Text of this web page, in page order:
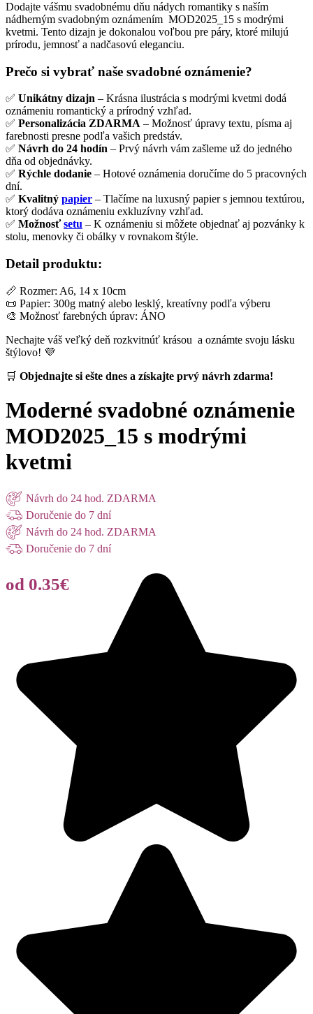
Dodajte vášmu svadobnému dňu nádych romantiky s naším
nádherným svadobným oznámením MOD2025_15 s modrými
kvetmi. Tento dizajn je dokonalou voľbou pre páry, ktoré milujú
prírodu, jemnosť a nadčasovú eleganciu.
Prečo si vybrať naše svadobné oznámenie?
✅ Unikátny dizajn – Krásna ilustrácia s modrými kvetmi dodá
oznámeniu romantický a prírodný vzhľad.
✅ Personalizácia ZDARMA – Možnosť úpravy textu, písma aj
farebnosti presne podľa vašich predstáv.
✅ Návrh do 24 hodín – Prvý návrh vám zašleme už do jedného
dňa od objednávky.
✅ Rýchle dodanie – Hotové oznámenia doručíme do 5 pracovných
dní.
✅ Kvalitný papier – Tlačíme na luxusný papier s jemnou textúrou,
ktorý dodáva oznámeniu exkluzívny vzhľad.
✅ Možnosťsetu – K oznámeniu si môžete objednať aj pozvánky k
stolu, menovky či obálky v rovnakom štýle.
Detail produktu:
📏 Rozmer: A6, 14 x 10cm
📜 Papier: 300g matný alebo lesklý, kreatívny podľa výberu
🎨 Možnosť farebných úprav: ÁNO
Nechajte váš veľký deň rozkvitnúť krásou a oznámte svoju lásku
štýlovo! 💜
🛒 Objednajte si ešte dnes a získajte prvý návrh zdarma!
Moderné svadobné oznámenie
MOD2025_15 s modrými
kvetmi
Návrh do 24 hod. ZDARMA
Doručenie do 7 dní
Návrh do 24 hod. ZDARMA
Doručenie do 7 dní
od 0.35€